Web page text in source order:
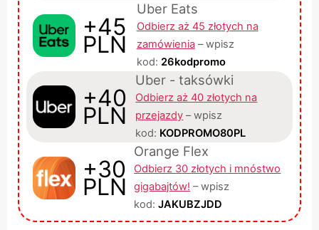
+45
PLN
Uber Eats
Odbierz aż 45 złotych na
zamówienia– wpisz
kod: 26kodpromo
+40
PLN
Uber - taksówki
Odbierz aż 40 złotych na
przejazdy – wpisz
kod: KODPROMO80PL
+30
PLN
Orange Flex
Odbierz 30 złotych i mnóstwo
gigabajtów! – wpisz
kod:JAKUBZJDD